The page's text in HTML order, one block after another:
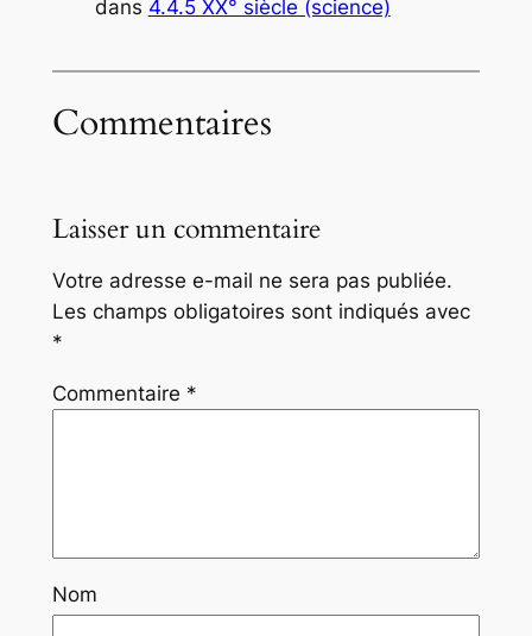
dans 4.4.5 XX° siècle (science)
Commentaires
Laisser un commentaire
Votre adresse e-mail ne sera pas publiée.
Les champs obligatoires sont indiqués avec
*
Commentaire *
Nom